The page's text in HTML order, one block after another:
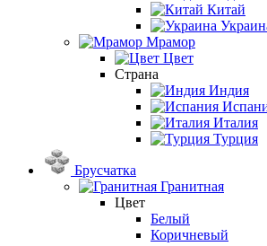
Китай
Мрамор
Цвет
Страна
Индия
Италия
Турция
Брусчатка
Гранитная
Цвет
Белый
Коричневый